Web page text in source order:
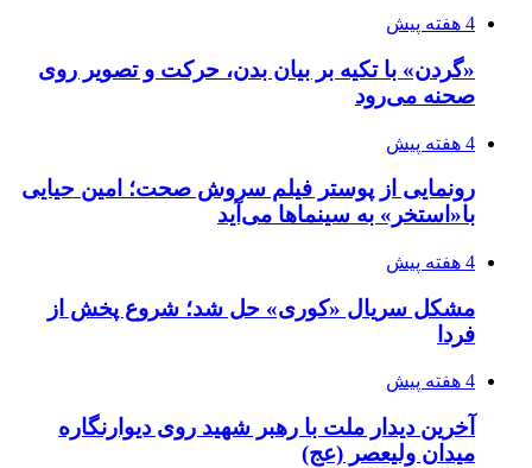
4 هفته پیش
«گردن» با تکیه بر بیان بدن، حرکت و تصویر روی
صحنه می‌رود
4 هفته پیش
رونمایی از پوستر فیلم سروش صحت؛ امین حیایی
با«استخر» به سینماها می‌آید
4 هفته پیش
مشکل سریال «کوری» حل شد؛ شروع پخش از
فردا
4 هفته پیش
آخرین دیدار ملت با رهبر شهید روی دیوارنگاره
میدان ولیعصر (عج)